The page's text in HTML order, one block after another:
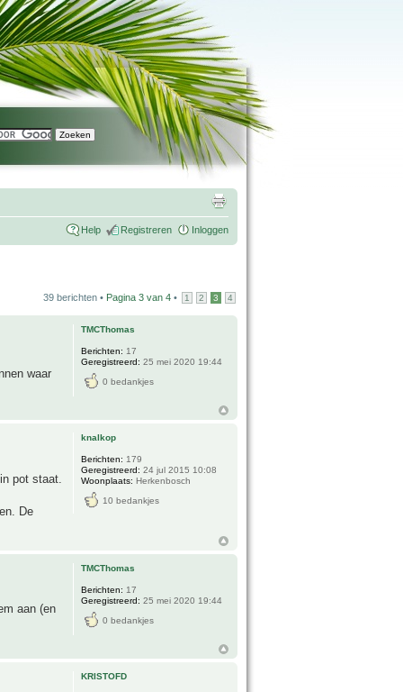
Help Registreren Inloggen
39 berichten • Pagina 3 van 4 • 1 2 3 4
waar
TMCThomas
Berichten: 17
Geregistreerd: 25 mei 2020 19:44
0 bedankjes
pot staat.
De
knalkop
Berichten: 179
Geregistreerd: 24 jul 2015 10:08
Woonplaats: Herkenbosch
10 bedankjes
aan (en
TMCThomas
Berichten: 17
Geregistreerd: 25 mei 2020 19:44
0 bedankjes
KRISTOFD